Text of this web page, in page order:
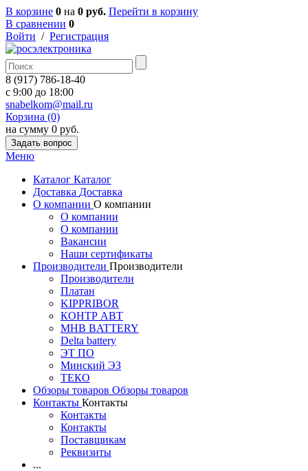
В корзине 0 на 0 руб. Перейти в корзину
В сравнении 0
Войти / Регистрация
8 (917) 786-18-40
c 9:00 до 18:00
snabelkom@mail.ru
Корзина (0)
на сумму 0 руб.
Задать вопрос
Меню
Каталог Каталог
Доставка Доставка
О компании О компании
О компании
О компании
Вакансии
Наши сертификаты
Производители Производители
Производители
Платан
KIPPRIBOR
КОНТР АВТ
MHB BATTERY
Delta battery
ЭT ПО
Минский ЭЗ
ТЕКО
Обзоры товаров Обзоры товаров
Контакты Контакты
Контакты
Контакты
Поставщикам
Реквизиты
...